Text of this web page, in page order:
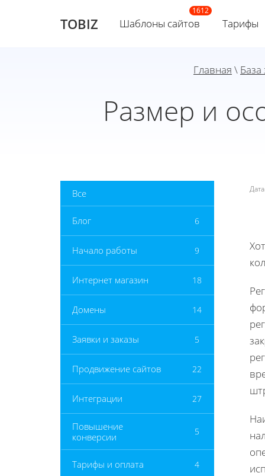
TOBIZ Шаблоны сайтов Тарифы
Главная \ База
Размер и
Все
Блог 6
Начало работы 9
Интернет магазин 18
Домены 14
Заявки и заказы 5
Продвижение сайтов 22
Интеграции 27
Повышение
конверсии
5
Тарифы и оплата 4